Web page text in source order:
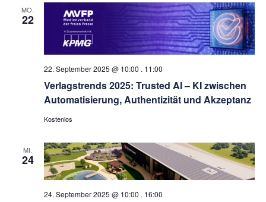
MO.
22
22. September 2025 @ 10:00 . 11:00
Verlagstrends 2025: Trusted AI – KI zwischen
Automatisierung, Authentizität und Akzeptanz
Kostenlos
MI.
24
24. September 2025 @ 10:00 . 16:00